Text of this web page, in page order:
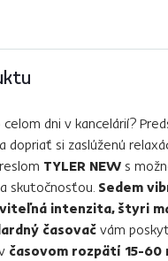
dni v kancelárií?
dopriať si zaslúženú
TYLER NEW s
skutočnosťou. Sedem
intenzita, štyri
časovačvám
časovom rozpätí 15-60